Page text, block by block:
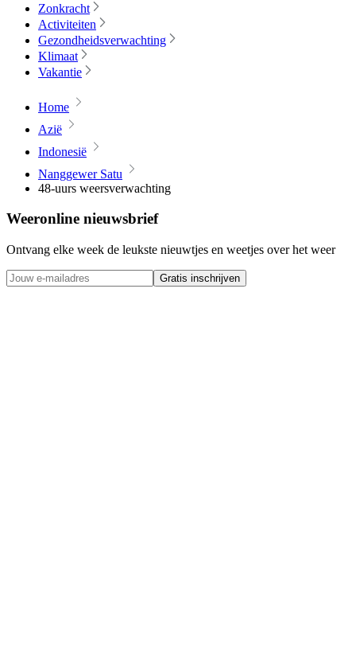
Zonkracht
Activiteiten
Gezondheidsverwachting
Klimaat
Vakantie
Home
Azië
Indonesië
Nanggewer Satu
48-uurs weersverwachting
Weeronline nieuwsbrief
Ontvang elke week de leukste nieuwtjes en weetjes over het weer
Gratis inschrijven